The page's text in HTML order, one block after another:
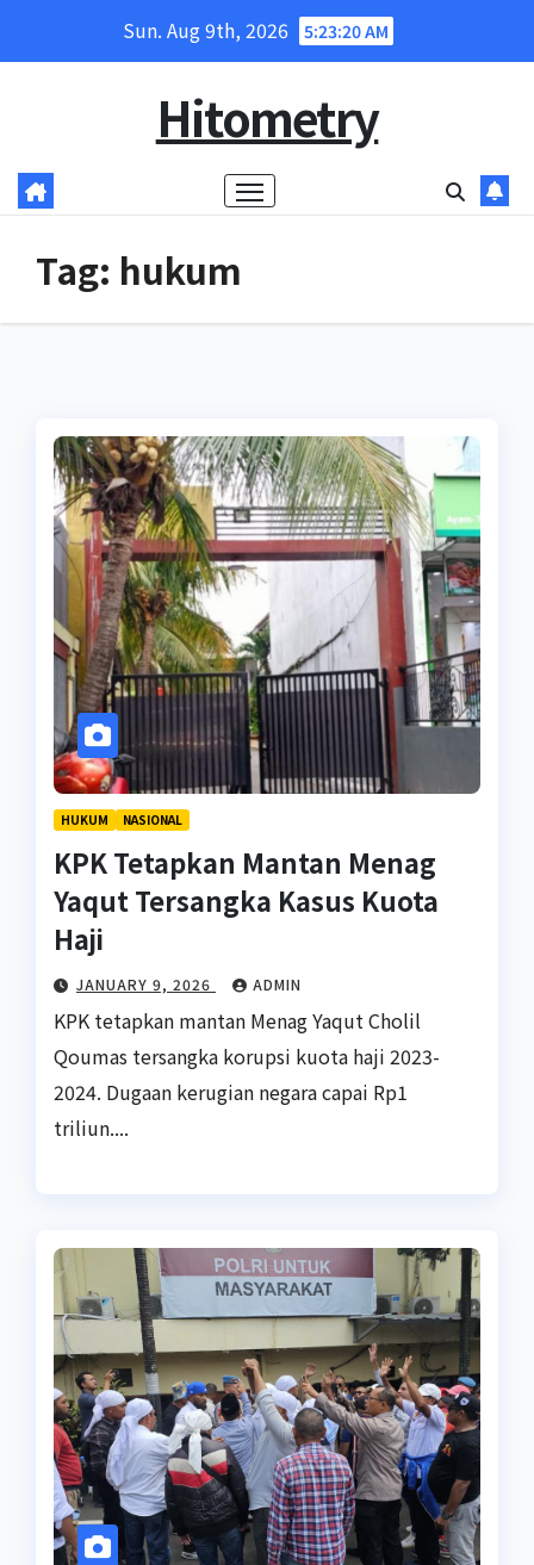
Sun. Aug 9th, 2026 5:23:20 AM
Hitometry
Tag: hukum
HUKUM NASIONAL
KPK Tetapkan Mantan Menag
Yaqut Tersangka Kasus Kuota
Haji
JANUARY 9, 2026 ADMIN
KPK tetapkan mantan Menag Yaqut Cholil
Qoumas tersangka korupsi kuota haji 2023-
2024. Dugaan kerugian negara capai Rp1
triliun....